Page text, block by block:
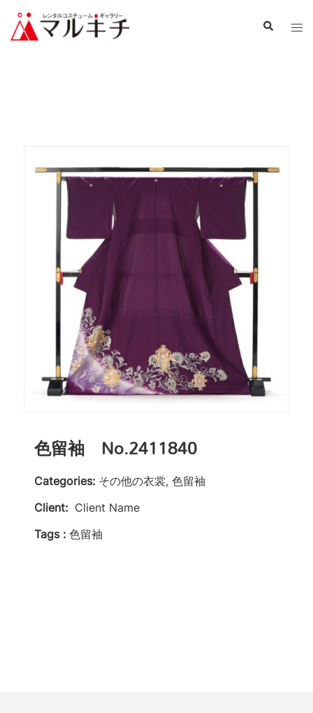
色留袖 No.2411840
Categories: その他の衣裳, 色留袖
Client: Client Name
Tags : 色留袖